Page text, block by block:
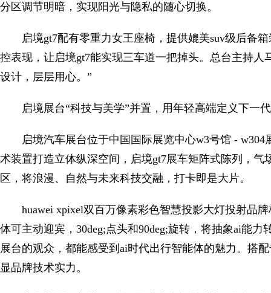
分区调节明暗，实现阳光与隐私的随心切换。
启境gt7配有零重力女王座椅，提供媲美suv级后备
控表现，让启境gt7能实现三车道一把掉头。总台主持
设计，层层用心。”
启境展台“科技与美学”并置，用年轻高端定义下一
启境汽车展台位于中国国际展览中心w3号馆 -
术装置打造立体纵深空间，启境gt7展车矩阵式陈列，
区，将浪漫、自然与未来科技交融，打卡即是大片。
huawei xpixel双百万像素彩色智慧投影大灯投射品
体可主动迎宾，30deg;点头和90deg;旋转，将抽象ai能
展台的观众，都能感受到ai时代出行智能体的魅力。搭
显品牌技术实力。